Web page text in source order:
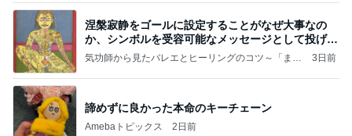
涅槃寂静をゴールに設定することがなぜ大事なの
か、シンボルを受容可能なメッセージとして投げる
ことが
気功師から見たバレエとヒーリングのコツ～「まと
3日前
諦めずに良かった本命のキーチェーン
Amebaトピックス 2日前